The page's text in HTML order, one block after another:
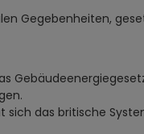
Gegebenheiten,
sich das britische